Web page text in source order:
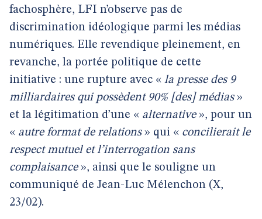
fachosphère, LFI n’observe pas de
discrimination idéologique parmi les médias
numériques. Elle revendique pleinement, en
revanche, la portée politique de cette
initiative : une rupture avec « la presse des 9
milliardaires qui possèdent 90% [des] médias»
et la légitimation d’une « alternative», pour un
« autre format de relations» qui « concilierait le
respect mutuel et l’interrogation sans
complaisance», ainsi que le souligne un
communiqué de Jean-Luc Mélenchon (X,
23/02).